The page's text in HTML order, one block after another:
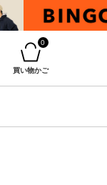
0
買い物かご